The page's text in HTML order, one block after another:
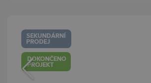
SEKUNDÁRNÍ
PRODEJ
DOKONČENO
PROJEKT